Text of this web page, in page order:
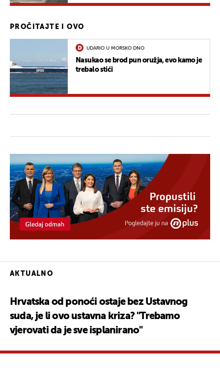
PROČITAJTE I OVO
UDARIO U MORSKO DNO
Nasukao se brod pun oružja, evo kamo je
trebalo stići
AKTUALNO
Hrvatska od ponoći ostaje bez Ustavnog
suda, je li ovo ustavna kriza? "Trebamo
vjerovati da je sve isplanirano"